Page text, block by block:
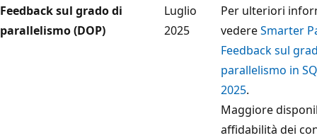
Feedback sul grado di
parallelismo (DOP)
Luglio
2025
Per ulteriori
vedereSmarter
Feedback sul
parallelismo in
2025.
Maggiore
affidabilità dei